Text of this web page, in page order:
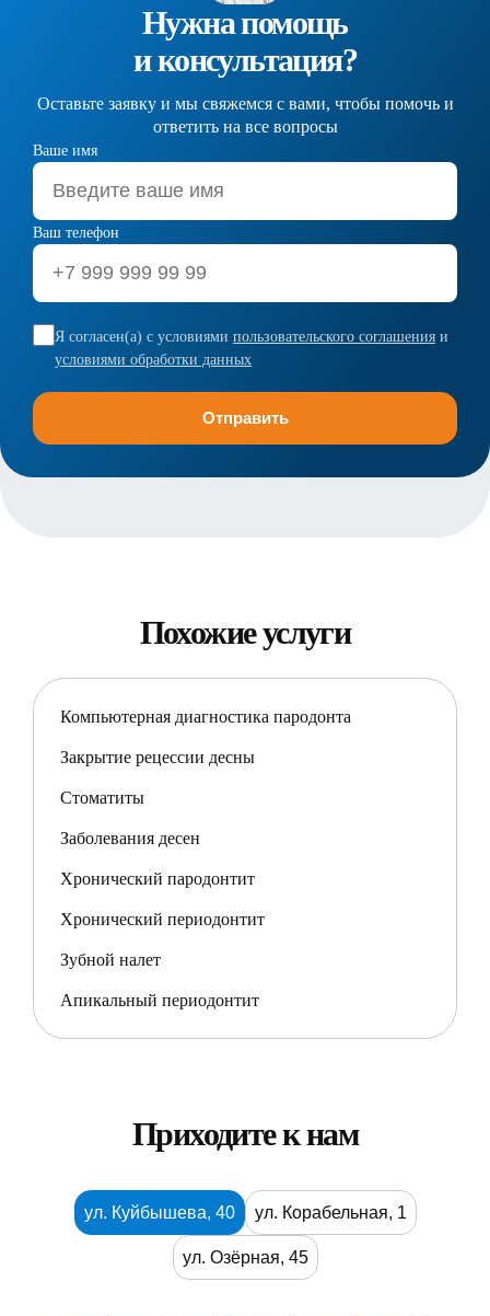
Нужна помощь
и консультация?
Оставьте заявку и мы свяжемся с вами, чтобы помочь и
ответить на все вопросы
Ваше имя
Ваш телефон
Я согласен(а) с условиями пользовательского соглашения и
условиями обработки данных
Похожие услуги
Компьютерная диагностика пародонта
Закрытие рецессии десны
Стоматиты
Заболевания десен
Хронический пародонтит
Хронический периодонтит
Зубной налет
Апикальный периодонтит
Приходите к нам
ул. Куйбышева, 40 ул. Корабельная, 1
ул. Озёрная, 45